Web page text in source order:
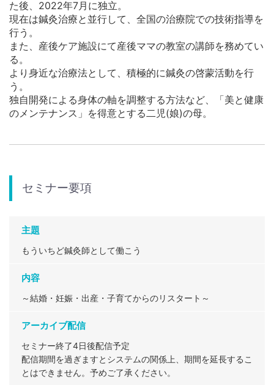
た後、2022年7月に独立。
現在は鍼灸治療と並行して、全国の治療院での技術指導を
行う。
また、産後ケア施設にて産後ママの教室の講師を務めてい
る。
より身近な治療法として、積極的に鍼灸の啓蒙活動を行
う。
独自開発による身体の軸を調整する方法など、「美と健康
のメンテナンス」を得意とする二児(娘)の母。
セミナー要項
主題
もういちど鍼灸師として働こう
内容
～結婚・妊娠・出産・子育てからのリスタート～
アーカイブ配信
セミナー終了4日後配信予定
配信期間を過ぎますとシステムの関係上、期間を延長するこ
とはできません。予めご了承ください。